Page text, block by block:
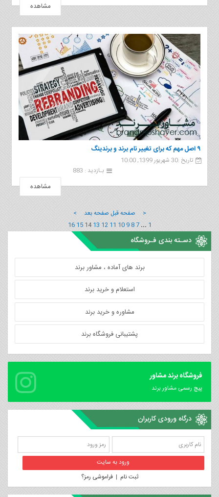
مشاهده
۹ اصل مهم که برای تغییر نام برند و برندینگ
تاریخ :30 شهریور 1399, 10:00
بـازدید : 883
مشاهده
< صفحه قبل صفحه بعد >
1
...
7
8
9
10
11
12
13
14
15
16
دسـته بندی فـروشگاه
برند های آماده ، مشاور برند
استعلام و خرید برند
مشاوره و خرید برند
پشتیبانی فروشگاه برند
فروشگاه برند مشاور
پیچ رسمی مشاور برند
درگاه ورودی کاربران
ثبت نام |فراموشی رمز؟